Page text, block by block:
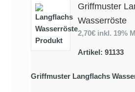
Griffmuster
Wasserröste
2,70€ inkl. 19%
Artikel: 91133
Griffmuster Langflachs